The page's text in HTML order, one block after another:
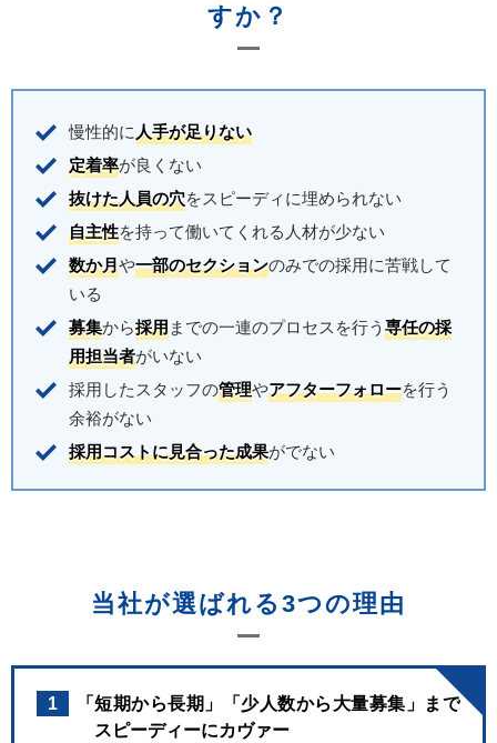
すか？
慢性的に人手が足りない
定着率が良くない
抜けた人員の穴をスピーディに埋められない
自主性を持って働いてくれる人材が少ない
数か月や一部のセクションのみでの採用に苦戦して
いる
募集から採用までの一連のプロセスを行う 専任の採
用担当者がいない
採用したスタッフの管理やアフターフォローを行う
余裕がない
採用コストに見合った成果がでない
当社が選ばれる3つの理由
1
「短期から長期」「少人数から大量募集」まで
スピーディーにカヴァー